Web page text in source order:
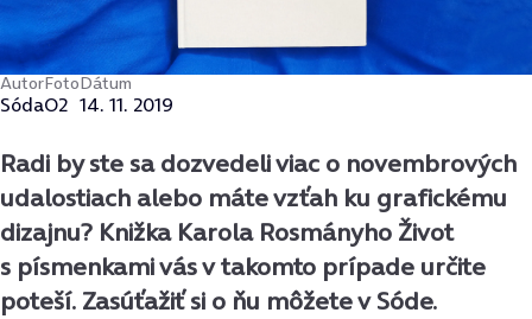
Autor
Sóda
Foto
O2
Dátum
14. 11. 2019
Radi by ste sa dozvedeli viac o novembrových
udalostiach alebo máte vzťah ku grafickému
dizajnu? Knižka Karola Rosmányho Život
s písmenkami vás v takomto prípade určite
poteší. Zasúťažiť si o ňu môžete v Sóde.